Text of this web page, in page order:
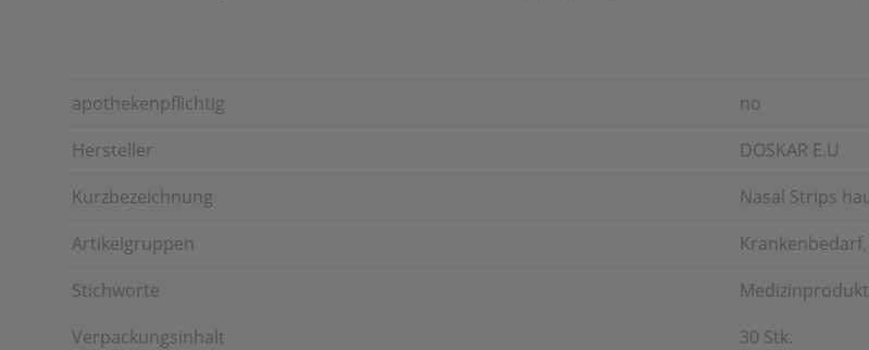
apothekenpflichtig
no
Hersteller
DOSKAR E.U
Kurzbezeichnung
Nasal Strips
Artikelgruppen
Stichworte
Verpackungsinhalt
30 Stk.